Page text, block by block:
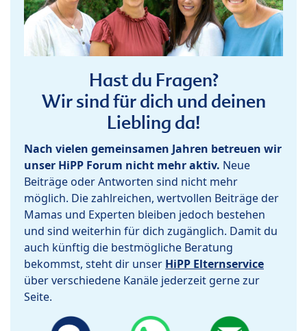
Hast du Fragen?
Wir sind für dich und deinen
Liebling da!
Nach vielen gemeinsamen Jahren betreuen wir
unser HiPP Forum nicht mehr aktiv. Neue
Beiträge oder Antworten sind nicht mehr
möglich. Die zahlreichen, wertvollen Beiträge der
Mamas und Experten bleiben jedoch bestehen
und sind weiterhin für dich zugänglich. Damit du
auch künftig die bestmögliche Beratung
bekommst, steht dir unser HiPP Elternservice
über verschiedene Kanäle jederzeit gerne zur
Seite.